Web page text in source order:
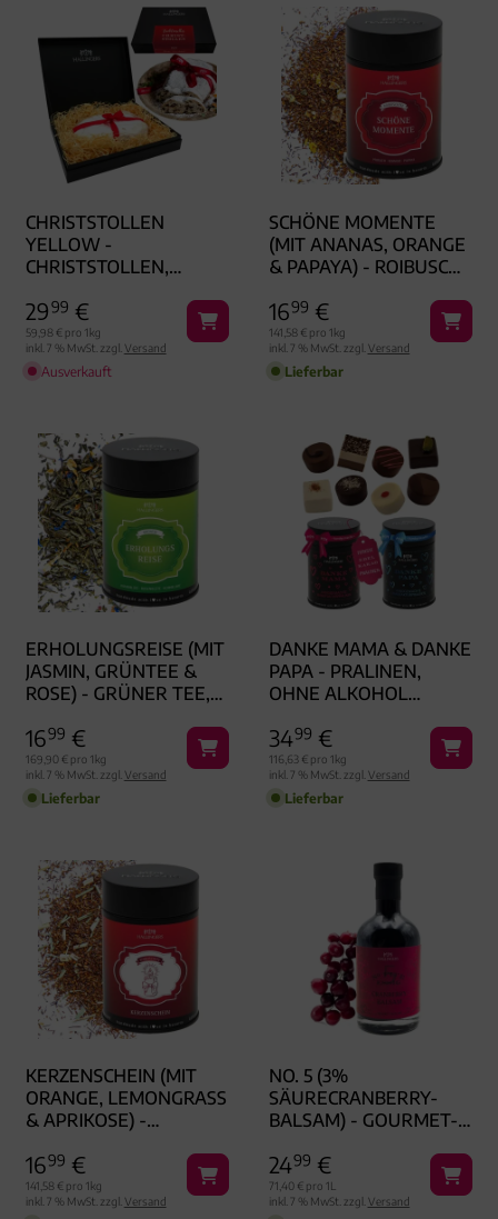
CHRISTSTOLLEN
YELLOW -
CHRISTSTOLLEN,
GEBACKEN
2999 €
59,98 € pro 1kg
inkl. 7 % MwSt. zzgl. Versand
Ausverkauft
SCHÖNE MOMENTE
(MIT ANANAS, ORANGE
& PAPAYA) - ROIBUSCH
GESCHENKDOSE
1699 €
141,58 € pro 1kg
inkl. 7 % MwSt. zzgl. Versand
Lieferbar
ERHOLUNGSREISE (MIT
JASMIN, GRÜNTEE &
ROSE) - GRÜNER TEE,
GESCHENKDOSE
1699 €
169,90 € pro 1kg
inkl. 7 % MwSt. zzgl. Versand
Lieferbar
DANKE MAMA & DANKE
PAPA - PRALINEN,
OHNE ALKOHOL
3499 €
116,63 € pro 1kg
inkl. 7 % MwSt. zzgl. Versand
Lieferbar
KERZENSCHEIN (MIT
ORANGE, LEMONGRASS
& APRIKOSE) -
TEE GESCHENKDOSE
1699 €
141,58 € pro 1kg
inkl. 7 % MwSt. zzgl. Versand
NO. 5 (3%
SÄURECRANBERRY-
BALSAM) - GOURMET-
FLASCHE
2499 €
71,40 € pro 1L
inkl. 7 % MwSt. zzgl. Versand